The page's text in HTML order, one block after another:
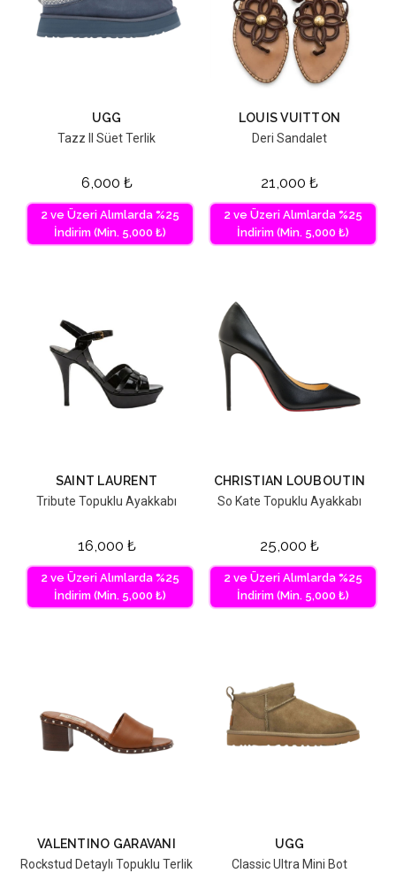
UGG
Tazz II Süet Terlik
6,000 ₺
2 ve Üzeri Alımlarda %25
İndirim (Min. 5,000 ₺)
LOUIS VUITTON
Deri Sandalet
21,000 ₺
2 ve Üzeri Alımlarda %25
İndirim (Min. 5,000 ₺)
SAINT LAURENT
Tribute Topuklu Ayakkabı
16,000 ₺
2 ve Üzeri Alımlarda %25
İndirim (Min. 5,000 ₺)
CHRISTIAN LOUBOUTIN
So Kate Topuklu Ayakkabı
25,000 ₺
2 ve Üzeri Alımlarda %25
İndirim (Min. 5,000 ₺)
VALENTINO GARAVANI
Rockstud Detaylı Topuklu Terlik
UGG
Classic Ultra Mini Bot